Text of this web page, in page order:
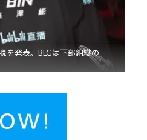
を発表。BLGは下部組織の